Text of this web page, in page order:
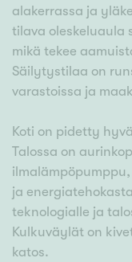
alakerrassa ja
tilava oleskeluaula
mikä tekee
Säilytystilaa on
varastoissa ja
Koti on pidetty
Talossa on
ja
teknologialle ja
Kulkuväylät on
katos.